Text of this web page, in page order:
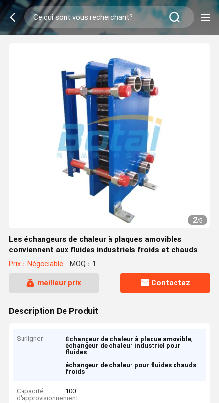
2/5
Les échangeurs de chaleur à plaques amovibles
conviennent aux fluides industriels froids et chauds
Prix：Négociable MOQ：1
meilleur prix Contactez
Description De Produit
Surligner Échangeur de chaleur à plaque amovible,
échangeur de chaleur industriel pour
fluides
,
échangeur de chaleur pour fluides chauds
froids
Capacité
d'approvisionnement
100